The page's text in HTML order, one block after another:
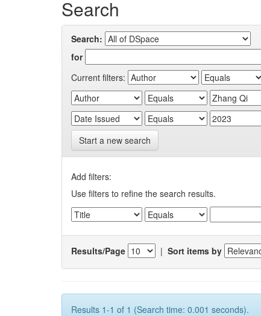
Search
Search:
for
Current filters:
Start a new search
Add filters:
Use filters to refine the search results.
Results/Page | Sort items by
Results 1-1 of 1 (Search time: 0.001 seconds).